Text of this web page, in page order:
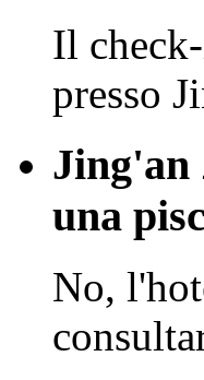
Il
presso
Jing'an
una
No,